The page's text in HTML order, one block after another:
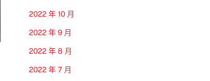
2022 年 10 月
2022 年 9 月
2022 年 8 月
2022 年 7 月